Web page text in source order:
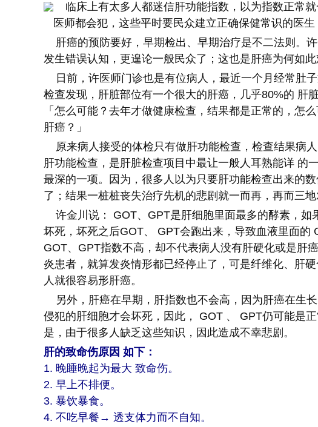
临床上有太多人都迷信肝功能指数，以为指数正常
医师都会犯，这些平时要民众建立正确保健常识的医生
肝癌的预防要好，早期检出、早期治疗是不二法则。
发生错误认知，更遑论一般民众了；这也是肝癌为何如此
日前，许医师门诊也是有位病人，最近一个月经常肚
检查发现，肝脏部位有一个很大的肝癌，几乎80%的 肝
「怎么可能？去年才做健康检查，结果都是正常的，怎
肝癌？」
原来病人接受的体检只有做肝功能检查，检查结果病
肝功能检查，是肝脏检查项目中最让一般人耳熟能详 的
最深的一项。因为，很多人以为只要肝功能检查出来的
了；结果一桩桩丧失治疗先机的悲剧就一而再，再而三地
许金川说： GOT、GPT是肝细胞里面最多的酵素，如
坏死，坏死之后GOT、 GPT会跑出来，导致血液里面的
GOT、GPT指数不高，却不代表病人没有肝硬化或是肝
炎患者，就算发炎情形都已经停止了，可是纤维化、肝
人就很容易形肝癌。
另外，肝癌在早期，肝指数也不会高，因为肝癌在生
侵犯的肝细胞才会坏死，因此， GOT 、 GPT仍可能是
是，由于很多人缺乏这些知识，因此造成不幸悲剧。
肝的致命伤原因 如下：
1. 晚睡晚起为最大 致命伤。
2. 早上不排便。
3. 暴饮暴食。
4. 不吃早餐→ 透支体力而不自知。